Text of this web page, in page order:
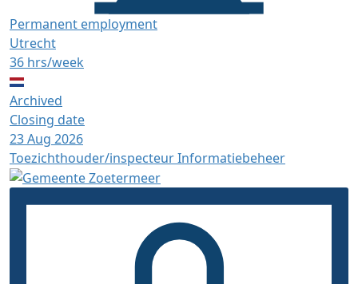
Permanent employment
Utrecht
36 hrs/week
Archived
Closing date
23 Aug 2026
Toezichthouder/inspecteur Informatiebeheer